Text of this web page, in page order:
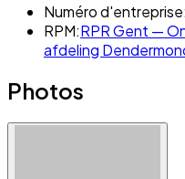
Numéro d'entreprise:
RPM:RPR Gent —
afdeling
Photos